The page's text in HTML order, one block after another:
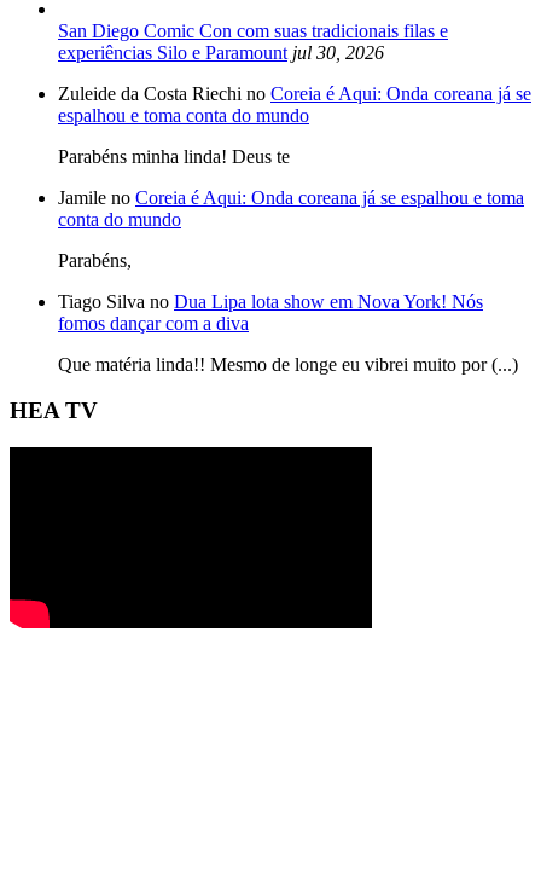
San Diego Comic Con com suas tradicionais filas e
experiências Silo e Paramount jul 30, 2026
Zuleide da Costa Riechi no Coreia é Aqui: Onda coreana já se
espalhou e toma conta do mundo
Parabéns minha linda! Deus te
Jamile no Coreia é Aqui: Onda coreana já se espalhou e toma
conta do mundo
Parabéns,
Tiago Silva no Dua Lipa lota show em Nova York! Nós
fomos dançar com a diva
Que matéria linda!! Mesmo de longe eu vibrei muito por (...)
HEA TV